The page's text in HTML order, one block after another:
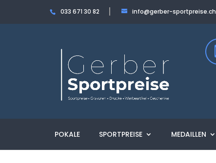
033 671 30 82 info@gerber-sportpreise.ch
POKALE SPORTPREISE MEDAILLEN